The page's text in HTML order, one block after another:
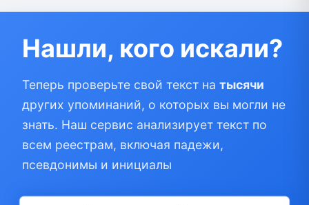
Нашли, кого искали?
Теперь проверьте свой текст на тысячи
других упоминаний, о которых вы могли не
знать. Наш сервис анализирует текст по
всем реестрам, включая падежи,
псевдонимы и инициалы